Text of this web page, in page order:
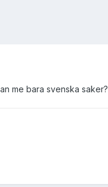
me bara svenska saker?